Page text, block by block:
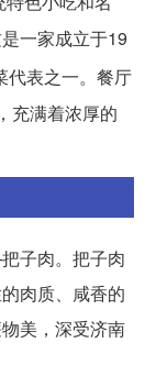
一家成立于19
代表之一。餐厅
充满着浓厚的
子肉。把子肉
肉质、咸香的
美，深受济南